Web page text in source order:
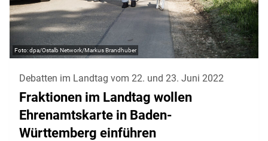
dpa/Ostalb Network/Markus Brandhuber
Debatten im Landtag vom 22. und 23. Juni 2022
Fraktionen im Landtag wollen
Ehrenamtskarte in Baden-
Württemberg einführen